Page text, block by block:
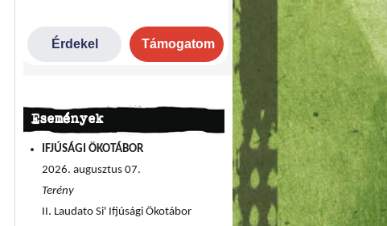
Események
IFJÚSÁGI ÖKOTÁBOR
2026. augusztus 07.
Terény
II. Laudato Si' Ifjúsági Ökotábor